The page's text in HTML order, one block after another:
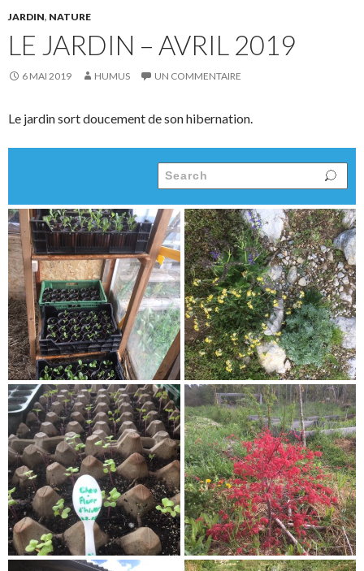
JARDIN, NATURE
LE JARDIN – AVRIL 2019
6 MAI 2019 HUMUS UN COMMENTAIRE
Le jardin sort doucement de son hibernation.